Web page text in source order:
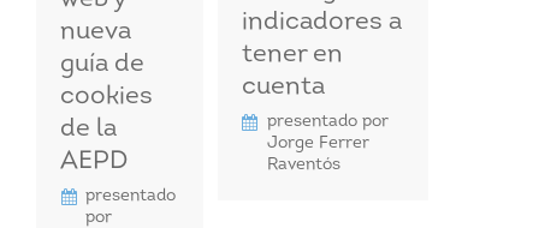
nueva
guía de
cookies
de la
AEPD
presentado
por
indicadores a
tener en
cuenta
presentado por
Jorge Ferrer
Raventós